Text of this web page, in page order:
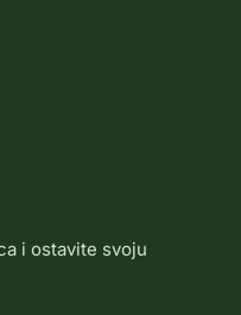
i ostavite svoju